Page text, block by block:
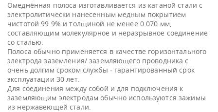
Омеднённая полоса изготавливается из катаной стали с
электролитически нанесенным медным покрытием
чистотой 99.9% и толщиной не менее 0.070 мм,
составляющим молекулярное и неразрывное соединение
со сталью.
Полоса обычно применяется в качестве горизонтального
электрода заземления/ заземляющего проводника с
очень долгим сроком службы - гарантированный срок
эксплуатации 30 лет.
Для соединения между собой и для подключения к
заземляющим электродам обычно используются зажимы
из нержавеющей стали.